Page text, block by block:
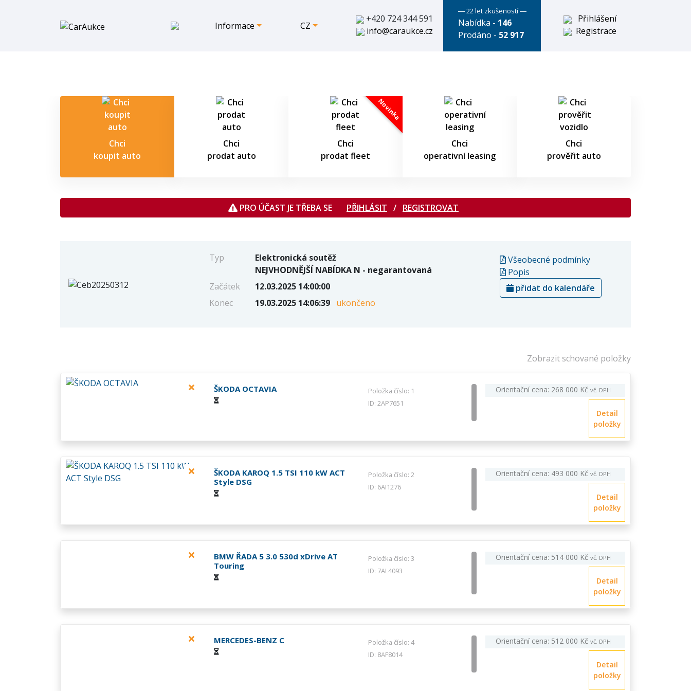
Informace CZ
+420 724 344 591
info@caraukce.cz
― 22 let zkušeností ―
Nabídka - 146
Prodáno - 52 917
Přihlášení
Registrace
Chci
koupit auto
Chci
prodat auto
Novinka
Chci
prodat fleet
Chci
operativní leasing
Chci
prověřit auto
PRO ÚČAST JE TŘEBA SE PŘIHLÁSIT / REGISTROVAT
Typ
Elektronická soutěž
NEJVHODNĚJŠÍ NABÍDKA N - negarantovaná
Začátek
12.03.2025 14:00:00
Konec
19.03.2025 14:06:39 ukončeno
Všeobecné podmínky
Popis
přidat do kalendáře
Zobrazit schované položky
ŠKODA OCTAVIA
Položka číslo: 1
ID: 2AP7651
Orientační cena: 268 000 Kč vč. DPH
Detail
položky
ŠKODA KAROQ 1.5 TSI 110 kW ACT
Style DSG
Položka číslo: 2
ID: 6AI1276
Orientační cena: 493 000 Kč vč. DPH
Detail
položky
BMW ŘADA 5 3.0 530d xDrive AT
Touring
Položka číslo: 3
ID: 7AL4093
Orientační cena: 514 000 Kč vč. DPH
Detail
položky
MERCEDES-BENZ C
Položka číslo: 4
ID: 8AF8014
Orientační cena: 512 000 Kč vč. DPH
Detail
položky